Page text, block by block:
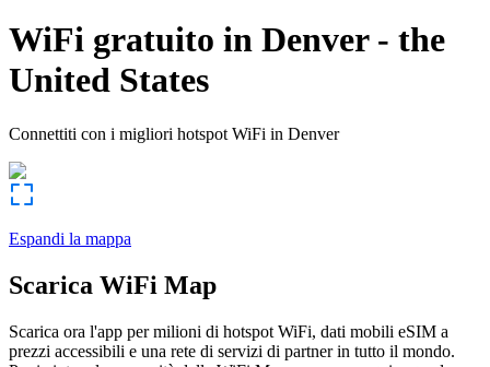
WiFi gratuito in Denver- the
United States
Connettiti con i migliori hotspot WiFi in Denver
Espandi la mappa
Scarica WiFi Map
Scarica ora l'app per milioni di hotspot WiFi, dati mobili eSIM a
prezzi accessibili e una rete di servizi di partner in tutto il mondo.